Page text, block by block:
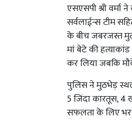
एसएसपी श्री वर्मा
सर्वलाईन्स टीम
के बीच जबरजस्त
मां बेटे की
कर लिया जबकि
पुलिस ने मुठभेड़ स्थल
5 जिंदा कारतूस, 4
सफलता के लिए